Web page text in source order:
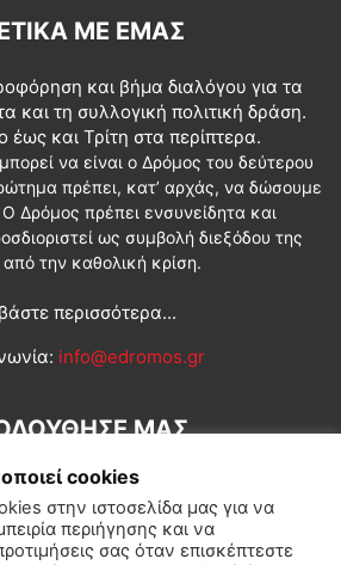
ΜΕ ΕΜΆΣ
και βήμα διαλόγου για τα
και τη συλλογική πολιτική δράση.
έως και Τρίτη στα περίπτερα.
να είναι ο Δρόμος του δεύτερου
πρέπει, κατ’ αρχάς, να δώσουμε
Δρόμος πρέπει ενσυνείδητα και
ως συμβολή διεξόδου της
την καθολική κρίση.
περισσότερα...
info@edromos.gr
ΜΑΣ
cookies
στην ιστοσελίδα μας για να
περιήγησης και να
σας όταν επισκέπτεστε